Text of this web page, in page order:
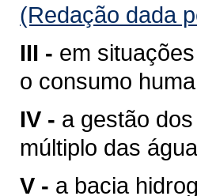
(Redação dada
III - em
o consumo
IV - a gestão
múltiplo das
V - a bacia